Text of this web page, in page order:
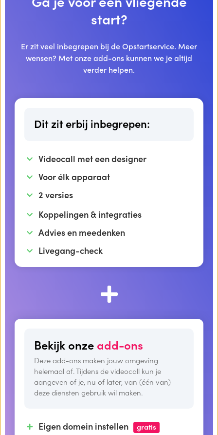
start?
Er zit veel inbegrepen bij de Opstartservice. Meer
wensen? Met onze add-ons kunnen we je altijd
verder helpen.
Dit zit erbij inbegrepen:
Videocall met een designer
Voor élk apparaat
2 versies
Koppelingen & integraties
Advies en meedenken
Livegang-check
Bekijk onze add-ons
Deze add-ons maken jouw omgeving
helemaal af. Tijdens de videocall kun je
aangeven of je, nu of later, van (één van)
deze diensten gebruik wil maken.
Eigen domein instellen gratis